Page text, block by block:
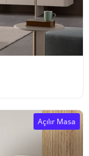
Açılır Masa